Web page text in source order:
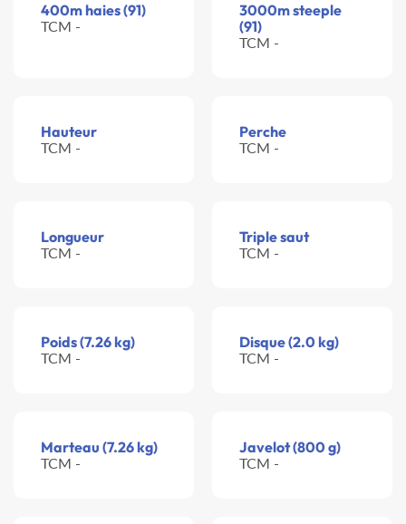
400m haies (91)
TCM -
3000m steeple
(91)
TCM -
Hauteur
TCM -
Perche
TCM -
Longueur
TCM -
Triple saut
TCM -
Poids (7.26 kg)
TCM -
Disque (2.0 kg)
TCM -
Marteau (7.26 kg)
TCM -
Javelot (800 g)
TCM -